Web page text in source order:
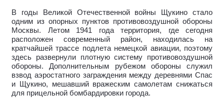
В годы Великой Отечественной войны Щукино стало
одним из опорных пунктов противовоздушной обороны
Москвы. Летом 1941 года территория, где сегодня
расположен современный район, находилась на
кратчайшей трассе подлета немецкой авиации, поэтому
здесь развернули плотную систему противовоздушной
обороны. Дополнительным рубежом обороны служил
взвод аэростатного заграждения между деревнями Спас
и Щукино, мешавший вражеским самолетам снижаться
для прицельной бомбардировки города.